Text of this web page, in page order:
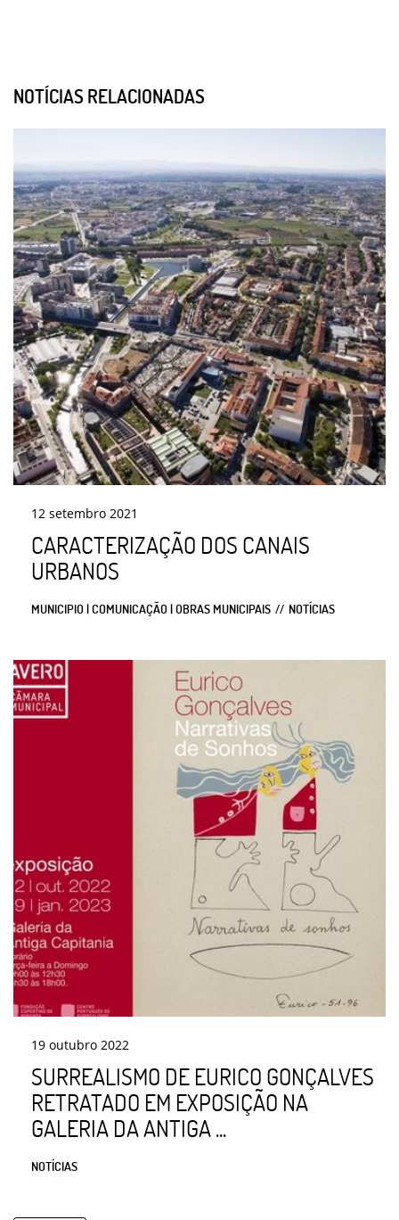
NOTÍCIAS RELACIONADAS
12 setembro 2021
CARACTERIZAÇÃO DOS CANAIS
URBANOS
MUNICIPIO | COMUNICAÇÃO | OBRAS MUNICIPAIS NOTÍCIAS
19 outubro 2022
SURREALISMO DE EURICO GONÇALVES
RETRATADO EM EXPOSIÇÃO NA
GALERIA DA ANTIGA ...
NOTÍCIAS